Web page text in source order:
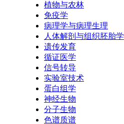
植物与农林
免疫学
病理学与病理生理
人体解剖与组织胚胎学
遗传发育
循证医学
信号转导
实验室技术
蛋白组学
神经生物
分子生物
色谱质谱